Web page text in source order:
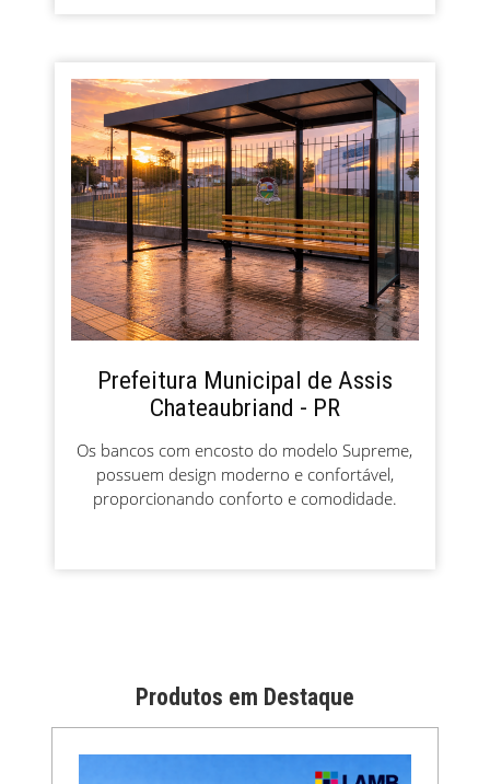
Prefeitura Municipal de Assis
Chateaubriand - PR
Os bancos com encosto do modelo Supreme,
possuem design moderno e confortável,
proporcionando conforto e comodidade.
Produtos em Destaque